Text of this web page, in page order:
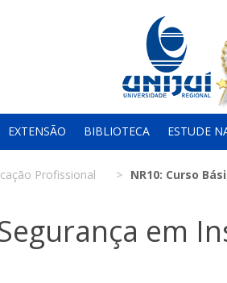
EXTENSÃO BIBLIOTECA ESTUDE
Profissional NR10: Curso
em